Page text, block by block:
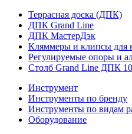
Террасная доска (ДПК)
ДПК Grand Line
ДПК МастерДэк
Кляммеры и клипсы для
Регулируемые опоры и
Столб Grand Line ДПК
Инструмент
Инструменты по бренду
Инструменты по видам
Оборудование